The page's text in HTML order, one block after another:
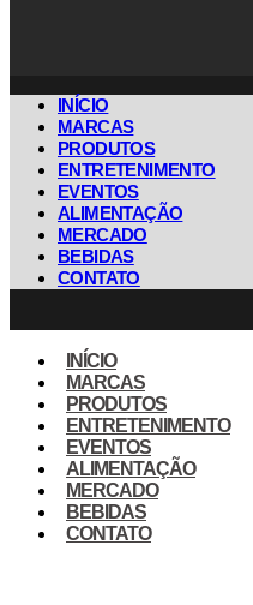
INÍCIO
MARCAS
PRODUTOS
ENTRETENIMENTO
EVENTOS
ALIMENTAÇÃO
MERCADO
BEBIDAS
CONTATO
INÍCIO
MARCAS
PRODUTOS
ENTRETENIMENTO
EVENTOS
ALIMENTAÇÃO
MERCADO
BEBIDAS
CONTATO